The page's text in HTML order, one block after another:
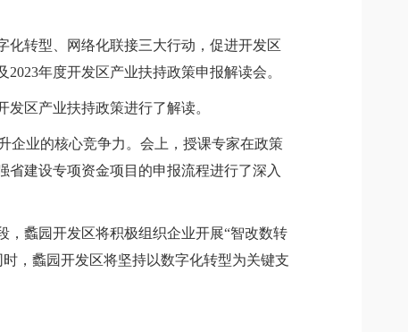
化转型、网络化联接三大行动，促进开发区
2023年度开发区产业扶持政策申报解读会。
发区产业扶持政策进行了解读。
企业的核心竞争力。会上，授课专家在政策
省建设专项资金项目的申报流程进行了深入
，蠡园开发区将积极组织企业开展“智改数转
，蠡园开发区将坚持以数字化转型为关键支